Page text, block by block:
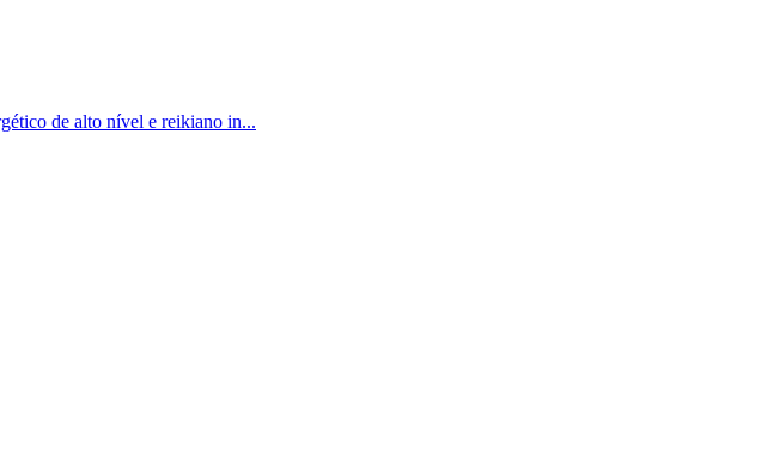
de alto nível e reikiano in...